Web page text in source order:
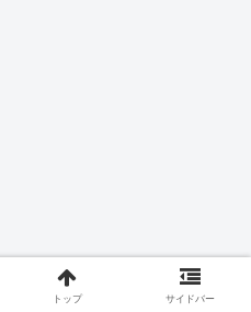
トップ サイドバー